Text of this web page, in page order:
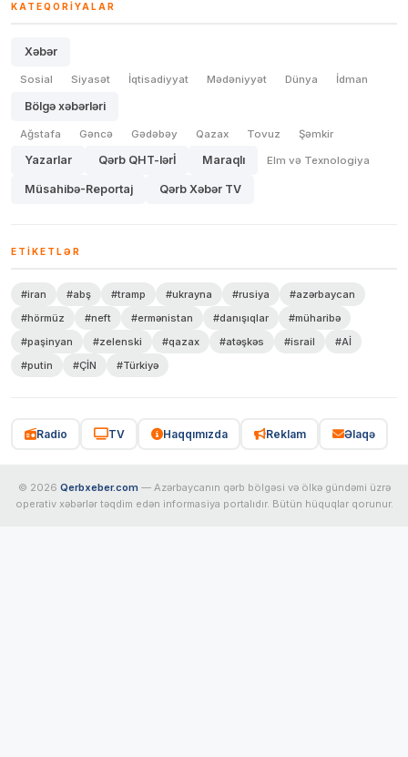
KATEQORIYALAR
Xəbər
Sosial Siyasət İqtisadiyyat Mədəniyyət Dünya İdman
Bölgə xəbərləri
Ağstafa Gəncə Gədəbəy Qazax Tovuz Şəmkir
Yazarlar Qərb QHT-lərİ Maraqlı Elm və Texnologiya
Müsahibə-Reportaj Qərb Xəbər TV
ETIKETLƏR
#iran #abş #tramp #ukrayna #rusiya
#azərbaycan
#hörmüz
#neft #ermənistan #danışıqlar
#müharibə
#paşinyan
#zelenski #qazax #atəşkəs #israil
#Aİ
#putin
#ÇİN #Türkiyə
Radio TV Haqqımızda Reklam Əlaqə
© 2026 Qerbxeber.com — Azərbaycanın qərb bölgəsi və ölkə gündəmi üzrə
operativ xəbərlər təqdim edən informasiya portalıdır. Bütün hüquqlar qorunur.